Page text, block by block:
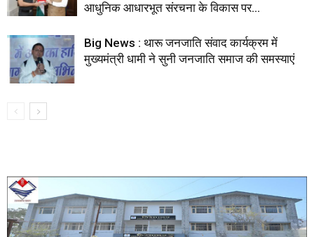
आधुनिक आधारभूत संरचना के विकास पर...
Big News : थारू जनजाति संवाद कार्यक्रम में
मुख्यमंत्री धामी ने सुनी जनजाति समाज की समस्याएं